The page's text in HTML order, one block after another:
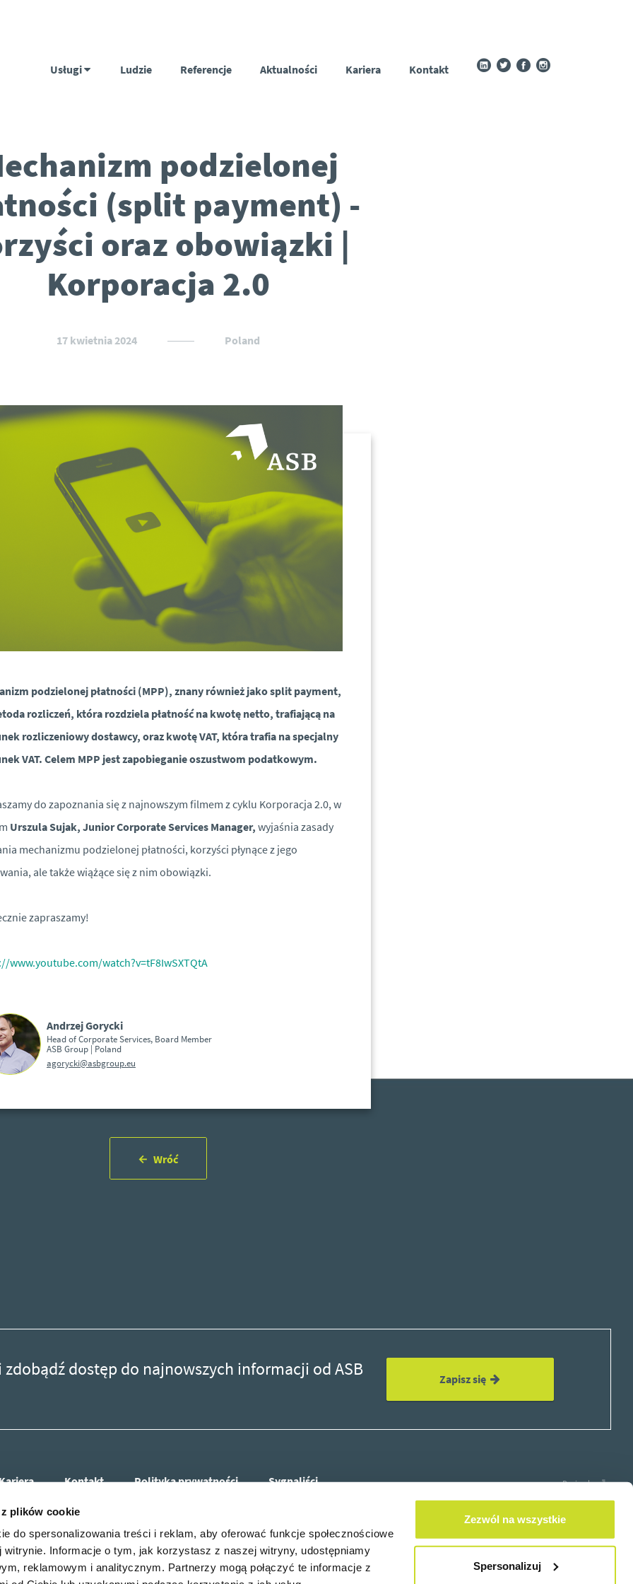
plików cookie
do spersonalizowania treści i reklam, aby oferować funkcje społecznościowe
witrynie. Informacje o tym, jak korzystasz z naszej witryny, udostępniamy
reklamowym i analitycznym. Partnerzy mogą połączyć te informacje z
Zezwól na wszystkie
Spersonalizuj
Usługi Ludzie Referencje Aktualności Kariera Kontakt
podzielonej
(split payment) -
oraz obowiązki |
Korporacja 2.0
17 kwietnia 2024 Poland
podzielonej płatności (MPP), znany również jako split payment,
rozliczeń, która rozdziela płatność na kwotę netto, trafiającą na
rozliczeniowy dostawcy, oraz kwotę VAT, która trafia na specjalny
VAT. Celem MPP jest zapobieganie oszustwom podatkowym.
do zapoznania się z najnowszym filmem z cyklu Korporacja 2.0, w
Urszula Sujak, Junior Corporate Services Manager, wyjaśnia zasady
mechanizmu podzielonej płatności, korzyści płynące z jego
ale także wiążące się z nim obowiązki.
zapraszamy!
www.youtube.com/watch?v=tF8IwSXTQtA
Andrzej Gorycki
Head of Corporate Services, Board Member
ASB Group | Poland
agorycki@asbgroup.eu
Wróć
dostęp do najnowszych informacji od ASB Zapisz się
Kontakt Polityka prywatności Sygnaliści Design by